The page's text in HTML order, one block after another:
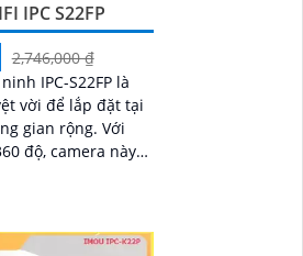
IPC S22FP
2,746,000 ₫
IPC-S22FP là
vời để lắp đặt tại
gian rộng. Với
độ, camera này